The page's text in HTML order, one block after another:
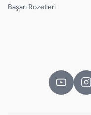
Başarı Rozetleri